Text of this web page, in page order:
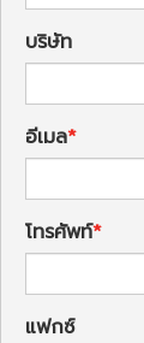
บริษัท
อีเมล
โทรศัพท์
แฟกซ์